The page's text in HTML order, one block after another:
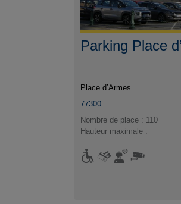
Parking Place
Place d’Armes
77300
Nombre de place : 110
Hauteur maximale :